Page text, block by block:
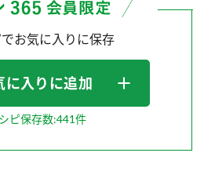
米飯用調味液
ンミュージアム）
お気に入りに保存
に入りに追加
ピ保存数:441件